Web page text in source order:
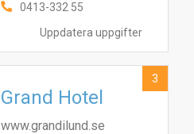
Uppdatera uppgifter
0413-332 55
Grand Hotel
www.grandilund.se
3